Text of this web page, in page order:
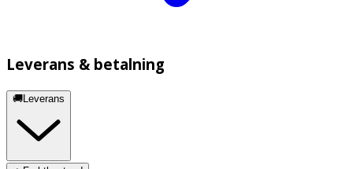
Leverans & betalning
🚚Leverans